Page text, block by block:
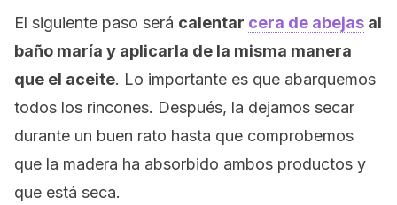
El siguiente paso será calentar cera de abejas al
baño maría y aplicarla de la misma manera
que el aceite. Lo importante es que abarquemos
todos los rincones. Después, la dejamos secar
durante un buen rato hasta que comprobemos
que la madera ha absorbido ambos productos y
que está seca.